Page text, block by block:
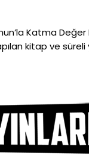
Katma
kitap ve süreli